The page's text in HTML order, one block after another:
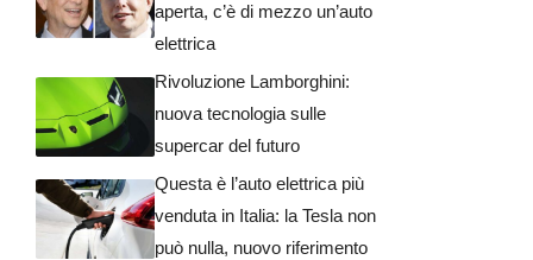
aperta, c’è di mezzo un’auto
elettrica
Rivoluzione Lamborghini:
nuova tecnologia sulle
supercar del futuro
Questa è l’auto elettrica più
venduta in Italia: la Tesla non
può nulla, nuovo riferimento